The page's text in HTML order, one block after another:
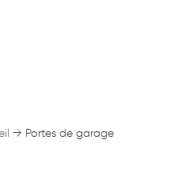
→ Portes de garage